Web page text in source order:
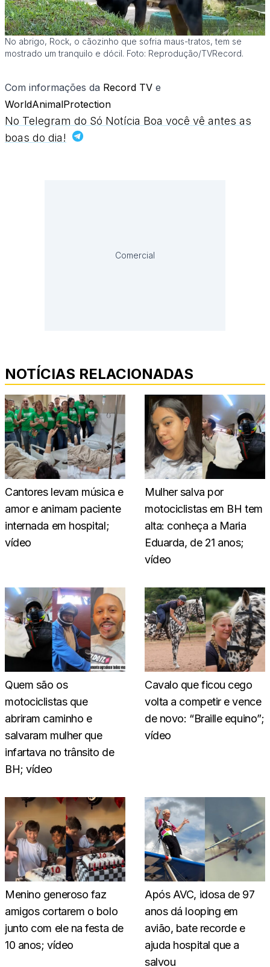
No abrigo, Rock, o cãozinho que sofria maus-tratos, tem se
mostrado um tranquilo e dócil. Foto: Reprodução/TVRecord.
Com informações da Record TV e
WorldAnimalProtection
No Telegram do Só Notícia Boa você vê antes as
boas do dia!
Comercial
NOTÍCIAS RELACIONADAS
Cantores levam música e
amor e animam paciente
internada em hospital;
vídeo
Mulher salva por
motociclistas em BH tem
alta: conheça a Maria
Eduarda, de 21 anos;
vídeo
Quem são os
motociclistas que
abriram caminho e
salvaram mulher que
infartava no trânsito de
BH; vídeo
Cavalo que ficou cego
volta a competir e vence
de novo: “Braille equino”;
vídeo
Menino generoso faz
amigos cortarem o bolo
junto com ele na festa de
10 anos; vídeo
Após AVC, idosa de 97
anos dá looping em
avião, bate recorde e
ajuda hospital que a
salvou